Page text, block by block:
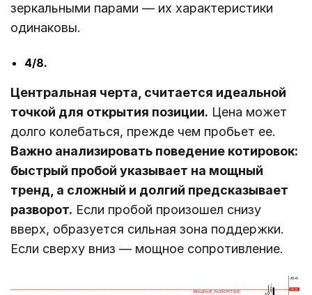
зеркальными парами ― их характеристики
одинаковы.
4/8.
Центральная черта, считается идеальной
точкой для открытия позиции. Цена может
долго колебаться, прежде чем пробьет ее.
Важно анализировать поведение котировок:
быстрый пробой указывает на мощный
тренд, а сложный и долгий предсказывает
разворот. Если пробой произошел снизу
вверх, образуется сильная зона поддержки.
Если сверху вниз ― мощное сопротивление.